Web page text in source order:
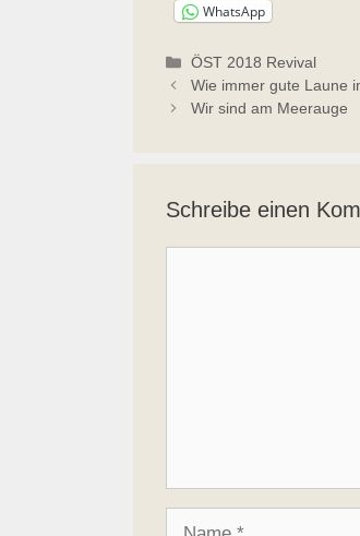
WhatsApp
Kategorien
ÖST 2018 Revival
Wie immer gute Laune
Wir sind am Meerauge
Schreibe einen